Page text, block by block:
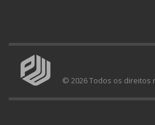
© 2026 Todos os direitos